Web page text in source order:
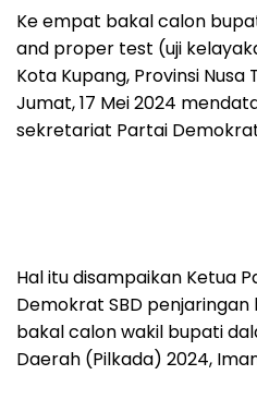
Ke empat bakal calon
and proper test (uji
Kota Kupang, Provinsi
Jumat, 17 Mei 2024
sekretariat Partai
Hal itu disampaikan Ketua
Demokrat SBD
bakal calon wakil bupati
Daerah (Pilkada) 2024,